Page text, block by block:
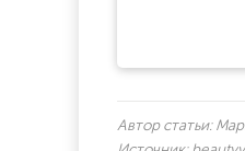
Автор статьи: